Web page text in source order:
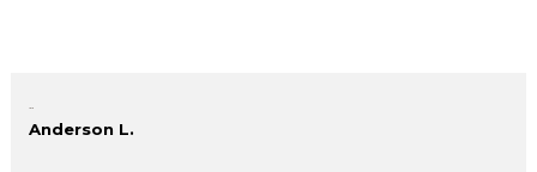
..
Anderson L.